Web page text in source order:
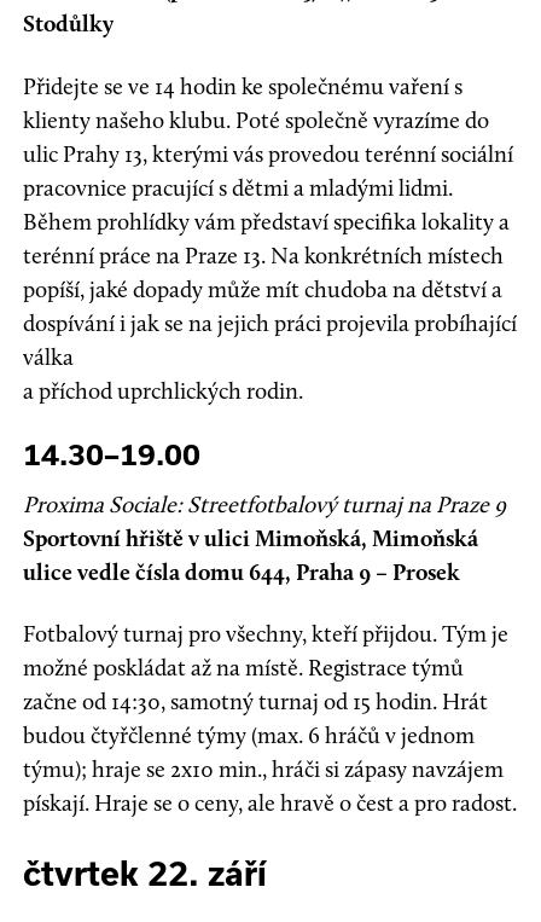
Stodůlky
Přidejte se ve 14 hodin ke společnému vaření s
klienty našeho klubu. Poté společně vyrazíme do
ulic Prahy 13, kterými vás provedou terénní sociální
pracovnice pracující s dětmi a mladými lidmi.
Během prohlídky vám představí specifika lokality a
terénní práce na Praze 13. Na konkrétních místech
popíší, jaké dopady může mít chudoba na dětství a
dospívání i jak se na jejich práci projevila probíhající
válka
a příchod uprchlických rodin.
14.30–19.00
Proxima Sociale: Streetfotbalový turnaj na Praze 9
Sportovní hřiště v ulici Mimoňská, Mimoňská
ulice vedle čísla domu 644, Praha 9 – Prosek
Fotbalový turnaj pro všechny, kteří přijdou. Tým je
možné poskládat až na místě. Registrace týmů
začne od 14:30, samotný turnaj od 15 hodin. Hrát
budou čtyřčlenné týmy (max. 6 hráčů v jednom
týmu); hraje se 2x10 min., hráči si zápasy navzájem
pískají. Hraje se o ceny, ale hravě o čest a pro radost.
čtvrtek 22. září